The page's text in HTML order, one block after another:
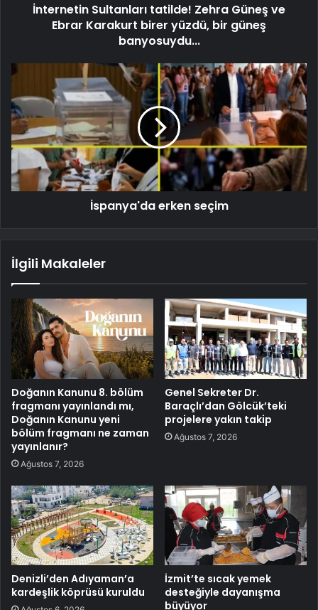
İnternetin Sultanları tatilde! Zehra Güneş ve
Ebrar Karakurt birer yüzdü, bir güneş
banyosuydu...
İspanya'da erken seçim
İlgili Makaleler
Doğanın Kanunu 8. bölüm
fragmanı yayınlandı mı,
Doğanın Kanunu yeni
bölüm fragmanı ne zaman
yayınlanır?
Ağustos 7, 2026
Genel Sekreter Dr.
Baraçlı’dan Gölcük’teki
projelere yakın takip
Ağustos 7, 2026
Denizli’den Adıyaman’a
kardeşlik köprüsü kuruldu
İzmit’te sıcak yemek
desteğiyle dayanışma
büyüyor